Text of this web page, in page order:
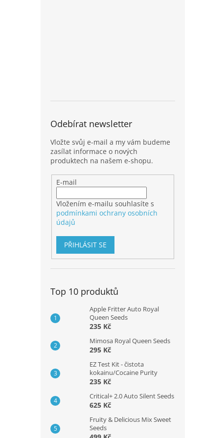
Odebírat newsletter
Vložte svůj e-mail a my vám budeme
zasílat informace o nových
produktech na našem e-shopu.
E-mail
Vložením e-mailu souhlasíte s
podmínkami ochrany osobních
údajů
PŘIHLÁSIT SE
Top 10 produktů
Apple Fritter Auto Royal
Queen Seeds
235 Kč
Mimosa Royal Queen Seeds
295 Kč
EZ Test Kit - čistota
kokainu/Cocaine Purity
235 Kč
Critical+ 2.0 Auto Silent Seeds
625 Kč
Fruity & Delicious Mix Sweet
Seeds